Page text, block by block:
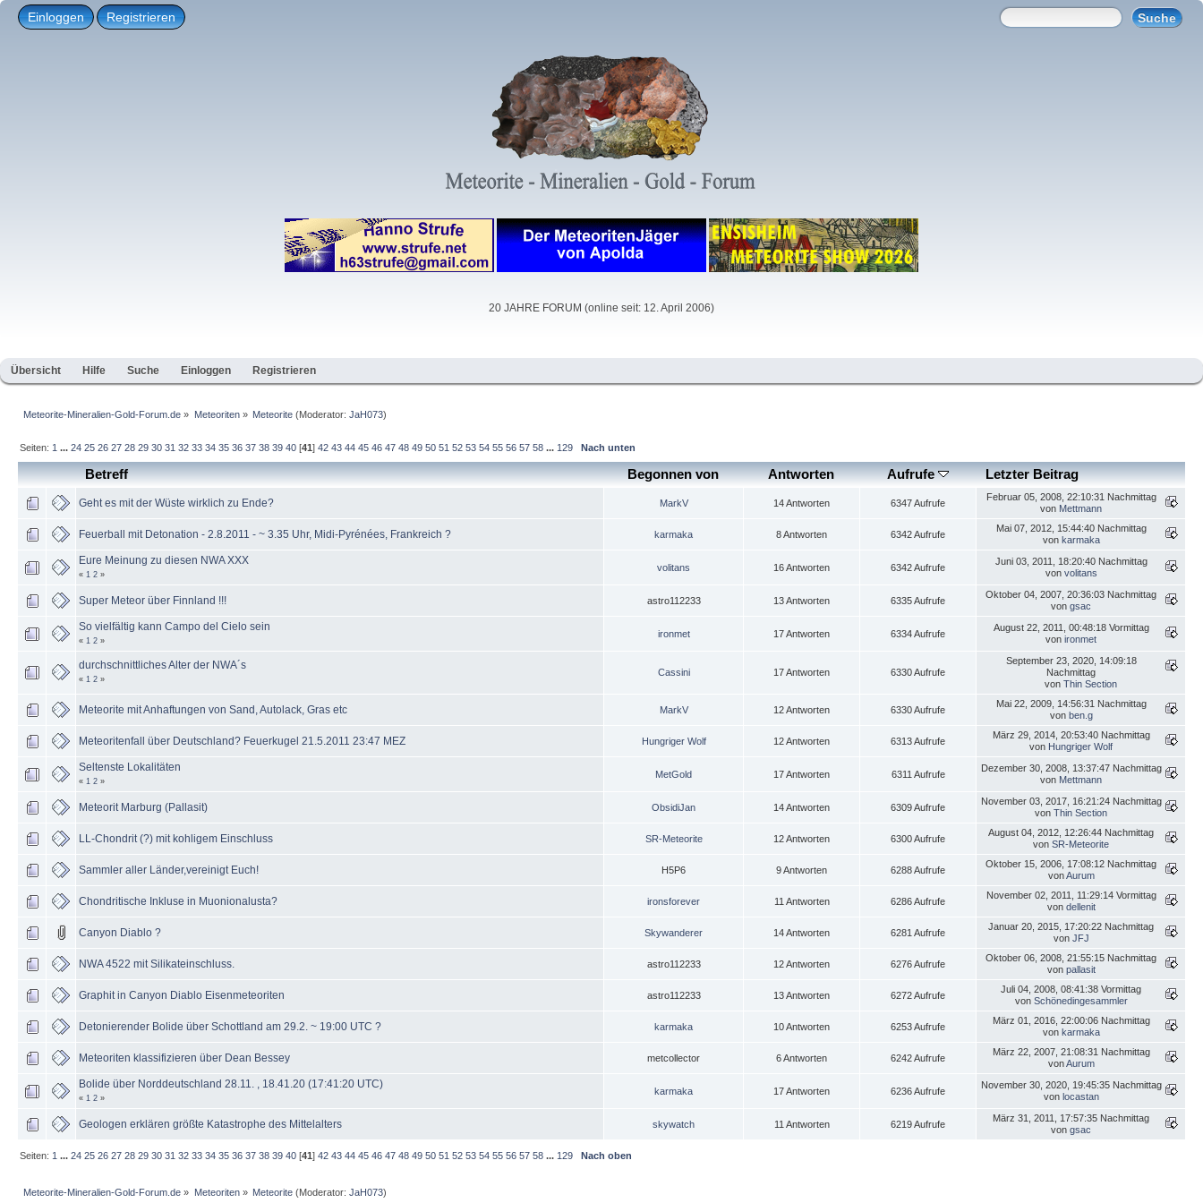
Einloggen Registrieren
20 JAHRE FORUM (online seit: 12. April 2006)
Übersicht Hilfe Suche Einloggen Registrieren
Meteorite-Mineralien-Gold-Forum.de » Meteoriten» Meteorite(Moderator: JaH073)
Seiten: 1 ...24 25 26 27 28 29 30 31 32 33 34 35 36 37 38 39 40 [41]42 43 44 45 46 47 48 49 50 51 52 53 54 55 56 57 58 ... 129 Nach unten
Betreff Begonnen von Antworten Aufrufe Letzter Beitrag
Geht es mit der Wüste wirklich zu Ende? MarkV 14 Antworten 6347 Aufrufe
Februar 05, 2008, 22:10:31 Nachmittag
von Mettmann
Feuerball mit Detonation - 2.8.2011 - ~ 3.35 Uhr, Midi-Pyrénées, Frankreich ? karmaka 8 Antworten 6342 Aufrufe
Mai 07, 2012, 15:44:40 Nachmittag
von karmaka
Eure Meinung zu diesen NWA XXX
« 1 2 »
volitans 16 Antworten 6342 Aufrufe
Juni 03, 2011, 18:20:40 Nachmittag
von volitans
Super Meteor über Finnland !!! astro112233 13 Antworten 6335 Aufrufe
Oktober 04, 2007, 20:36:03 Nachmittag
von gsac
So vielfältig kann Campo del Cielo sein
« 1 2 »
ironmet 17 Antworten 6334 Aufrufe
August 22, 2011, 00:48:18 Vormittag
von ironmet
durchschnittliches Alter der NWA´s
« 1 2 »
Cassini 17 Antworten 6330 Aufrufe
September 23, 2020, 14:09:18
Nachmittag
von Thin Section
Meteorite mit Anhaftungen von Sand, Autolack, Gras etc MarkV 12 Antworten 6330 Aufrufe
Mai 22, 2009, 14:56:31 Nachmittag
von ben.g
Meteoritenfall über Deutschland? Feuerkugel 21.5.2011 23:47 MEZ Hungriger Wolf 12 Antworten 6313 Aufrufe
März 29, 2014, 20:53:40 Nachmittag
von Hungriger Wolf
Seltenste Lokalitäten
« 1 2 »
MetGold 17 Antworten 6311 Aufrufe
Dezember 30, 2008, 13:37:47 Nachmittag
von Mettmann
Meteorit Marburg (Pallasit) ObsidiJan 14 Antworten 6309 Aufrufe
November 03, 2017, 16:21:24 Nachmittag
von Thin Section
LL-Chondrit (?) mit kohligem Einschluss SR-Meteorite 12 Antworten 6300 Aufrufe
August 04, 2012, 12:26:44 Nachmittag
von SR-Meteorite
Sammler aller Länder,vereinigt Euch! H5P6 9 Antworten 6288 Aufrufe
Oktober 15, 2006, 17:08:12 Nachmittag
vonAurum
Chondritische Inkluse in Muonionalusta? ironsforever 11 Antworten 6286 Aufrufe
November 02, 2011, 11:29:14 Vormittag
von dellenit
Canyon Diablo ? Skywanderer 14 Antworten 6281 Aufrufe
Januar 20, 2015, 17:20:22 Nachmittag
von JFJ
NWA 4522 mit Silikateinschluss. astro112233 12 Antworten 6276 Aufrufe
Oktober 06, 2008, 21:55:15 Nachmittag
von pallasit
Graphit in Canyon Diablo Eisenmeteoriten astro112233 13 Antworten 6272 Aufrufe
Juli 04, 2008, 08:41:38 Vormittag
von Schönedingesammler
Detonierender Bolide über Schottland am 29.2. ~ 19:00 UTC ? karmaka 10 Antworten 6253 Aufrufe
März 01, 2016, 22:00:06 Nachmittag
von karmaka
Meteoriten klassifizieren über Dean Bessey metcollector 6 Antworten 6242 Aufrufe
März 22, 2007, 21:08:31 Nachmittag
vonAurum
Bolide über Norddeutschland 28.11. , 18.41.20 (17:41:20 UTC)
« 1 2 »
karmaka 17 Antworten 6236 Aufrufe
November 30, 2020, 19:45:35 Nachmittag
von locastan
Geologen erklären größte Katastrophe des Mittelalters skywatch 11 Antworten 6219 Aufrufe
März 31, 2011, 17:57:35 Nachmittag
von gsac
Seiten: 1 ...24 25 26 27 28 29 30 31 32 33 34 35 36 37 38 39 40 [41]42 43 44 45 46 47 48 49 50 51 52 53 54 55 56 57 58 ... 129 Nach oben
Meteorite-Mineralien-Gold-Forum.de » Meteoriten» Meteorite(Moderator: JaH073)